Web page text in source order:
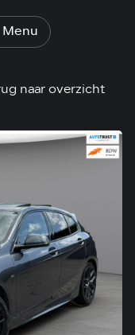
Menu
naar overzicht